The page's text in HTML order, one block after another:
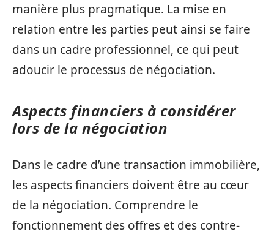
manière plus pragmatique. La mise en
relation entre les parties peut ainsi se faire
dans un cadre professionnel, ce qui peut
adoucir le processus de négociation.
Aspects financiers à considérer
lors de la négociation
Dans le cadre d’une transaction immobilière,
les aspects financiers doivent être au cœur
de la négociation. Comprendre le
fonctionnement des offres et des contre-